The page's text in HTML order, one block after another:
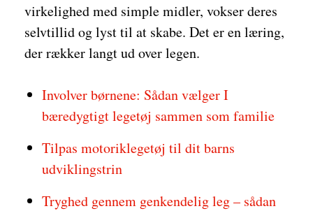
virkelighed med simple midler, vokser deres
selvtillid og lyst til at skabe. Det er en læring,
der rækker langt ud over legen.
Involver børnene: Sådan vælger I
bæredygtigt legetøj sammen som familie
Tilpas motoriklegetøj til dit barns
udviklingstrin
Tryghed gennem genkendelig leg – sådan